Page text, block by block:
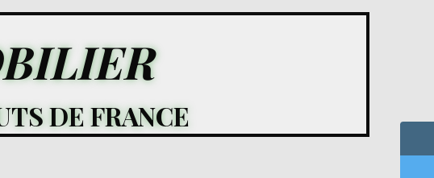
DE FRANCE